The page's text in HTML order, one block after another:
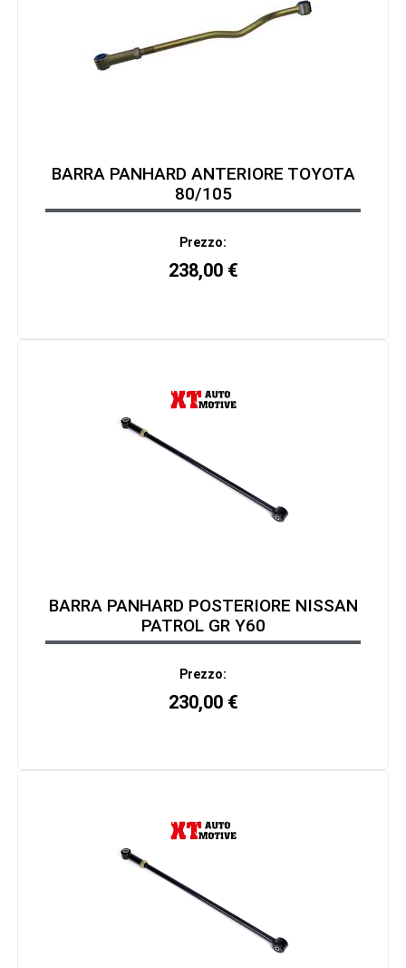
BARRA PANHARD ANTERIORE TOYOTA
80/105
Prezzo:
238,00 €
BARRA PANHARD POSTERIORE NISSAN
PATROL GR Y60
Prezzo:
230,00 €